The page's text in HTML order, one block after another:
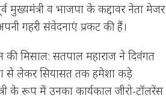
मुख्यमंत्री व भाजपा के कद्दावर नेता मेजर
गहरी संवेदनाएं प्रकट की हैं।
मिसाल: सतपाल महाराज ने दिवंगत
से लेकर सियासत तक हमेशा कड़े
के रूप में उनका कार्यकाल जीरो-टॉलरेंस